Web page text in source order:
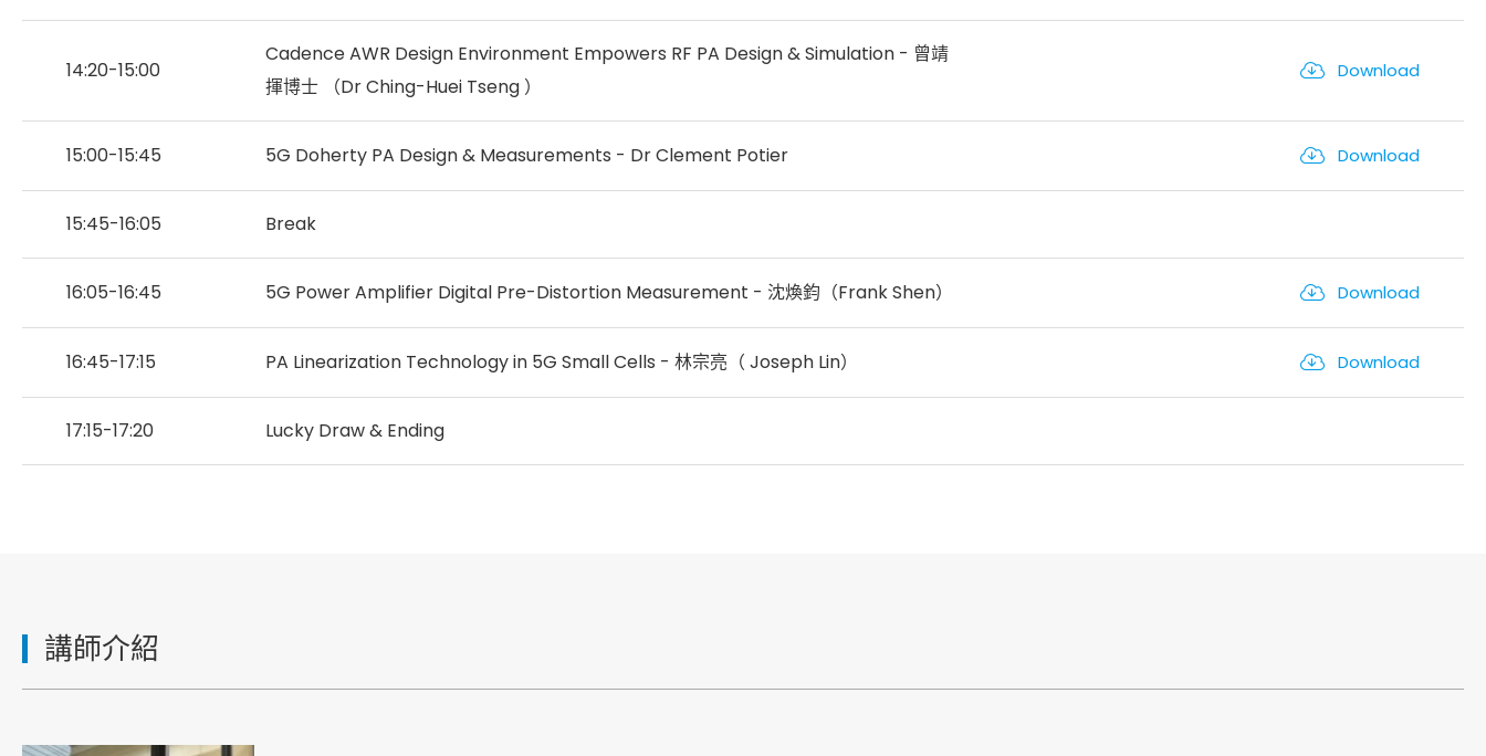
14:20-15:00
Cadence AWR Design Environment Empowers RF PA Design & Simulation - 曾靖
揮博士 （Dr Ching-Huei Tseng ）
Download
15:00-15:45 5G Doherty PA Design & Measurements - Dr Clement Potier Download
15:45-16:05 Break
16:05-16:45 5G Power Amplifier Digital Pre-Distortion Measurement - 沈煥鈞（Frank Shen） Download
16:45-17:15 PA Linearization Technology in 5G Small Cells - 林宗亮（ Joseph Lin） Download
17:15-17:20 Lucky Draw & Ending
講師介紹